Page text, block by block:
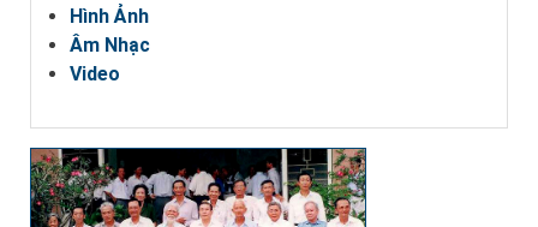
Hình Ảnh
Âm Nhạc
Video